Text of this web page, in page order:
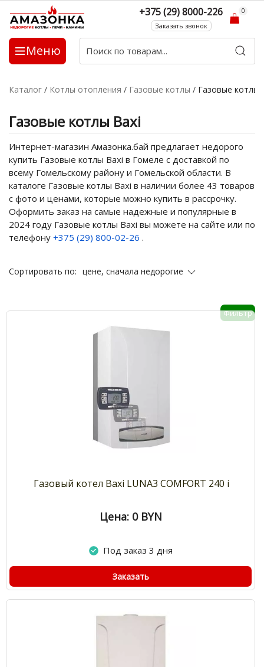
Меню
+375 (29) 8000-226
Заказать звонок
0
Каталог / Котлы отопления / Газовые котлы / Газовые котлы
Газовые котлы Baxi
Интернет-магазин Амазонка.бай предлагает недорого
купить Газовые котлы Baxi в Гомеле с доставкой по
всему Гомельскому району и Гомельской области. В
каталоге Газовые котлы Baxi в наличии более 43 товаров
с фото и ценами, которые можно купить в рассрочку.
Оформить заказ на самые надежные и популярные в
2024 году Газовые котлы Baxi вы можете на сайте или по
телефону +375 (29) 800-02-26 .
Сортировать по: цене, сначала недорогие
Фильтр
Газовый котел Baxi LUNA3 COMFORT 240 i
Цена: 0 BYN
Под заказ 3 дня
Заказать